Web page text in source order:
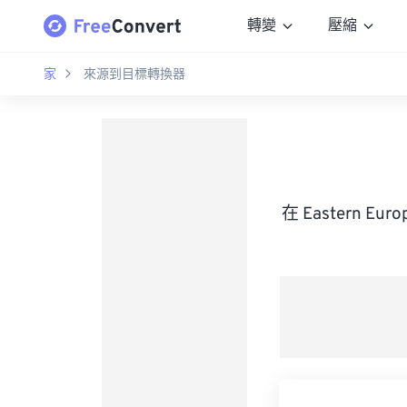
轉變 壓縮
家 來源到目標轉換器
在 Eastern